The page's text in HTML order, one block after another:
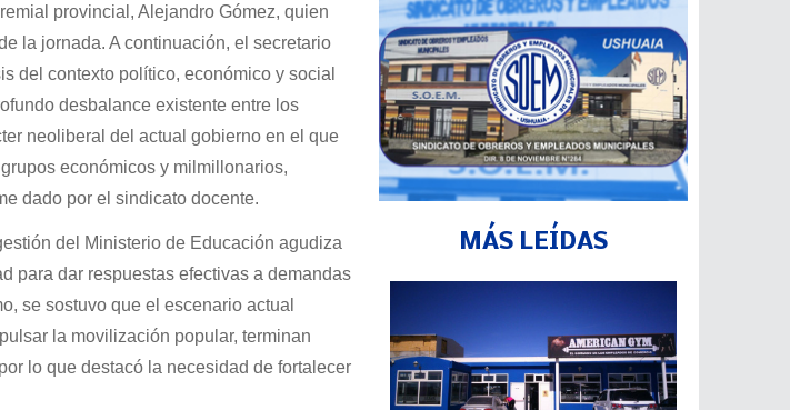
provincial, Alejandro Gómez, quien
la jornada. A continuación, el secretario
del contexto político, económico y social
desbalance existente entre los
neoliberal del actual gobierno en el que
económicos y milmillonarios,
dado por el sindicato docente.
del Ministerio de Educación agudiza
para dar respuestas efectivas a demandas
se sostuvo que el escenario actual
la movilización popular, terminan
lo que destacó la necesidad de fortalecer
MÁS LEÍDAS